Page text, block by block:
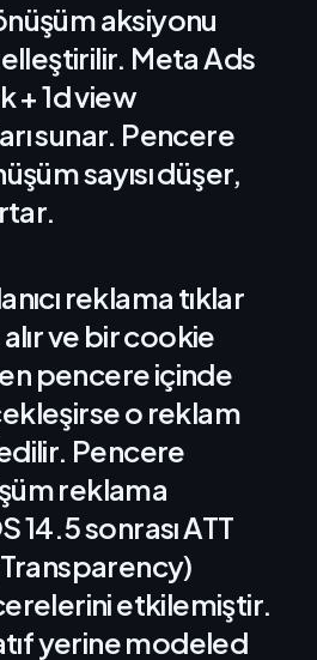
aksiyonu
Meta Ads
+ 1d view
sunar. Pencere
sayısı düşer,
reklama tıklar
ve bir cookie
pencere içinde
o reklam
Pencere
reklama
14.5 sonrası ATT
etkilemiştir.
yerine modeled